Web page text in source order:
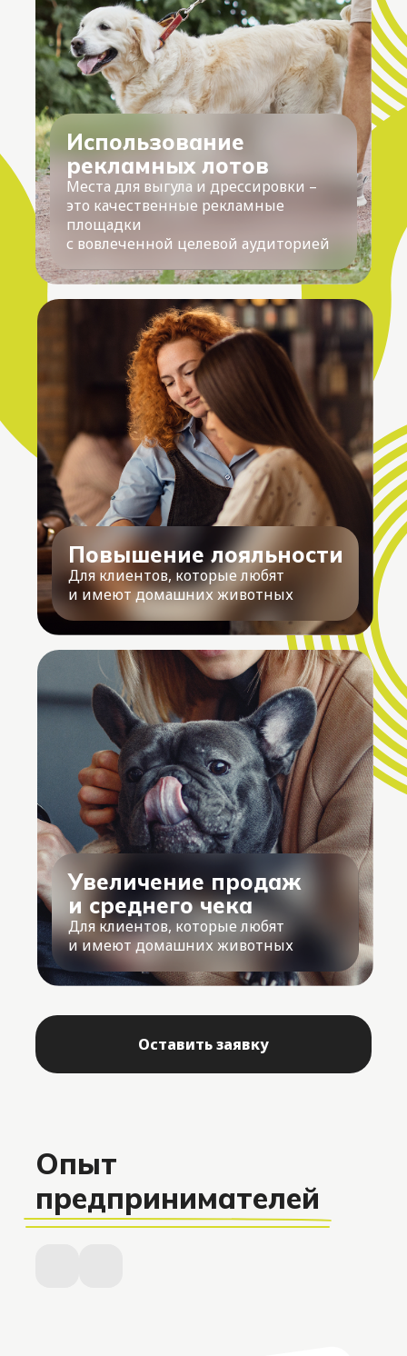
Использование
рекламных лотов
Места для выгула и дрессировки –
это качественные рекламные
площадки
с вовлеченной целевой аудиторией
Повышение лояльности
Для клиентов, которые любят
и имеют домашних животных
Увеличение продаж
и среднего чека
Для клиентов, которые любят
и имеют домашних животных
Оставить заявку
Опыт
предпринимателей